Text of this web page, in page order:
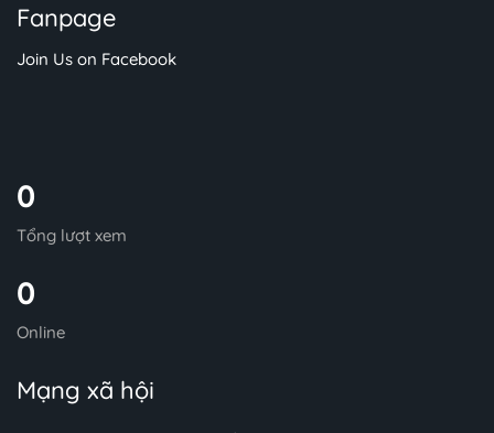
Fanpage
Join Us on Facebook
0
Tổng lượt xem
0
Online
Mạng xã hội